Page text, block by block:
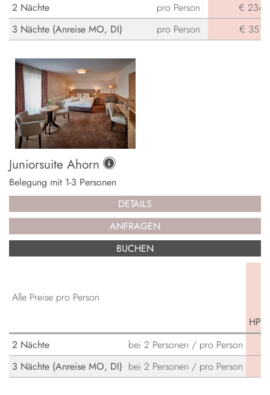
2 Nächte
pro Person
€ 234,-
3 Nächte (Anreise MO, DI)
pro Person € 351,-
Juniorsuite Ahorn
Belegung mit 1-3 Personen
DETAILS
ANFRAGEN
BUCHEN
Alle Preise pro Person
HP
2 Nächte
bei 2 Personen / pro Person
3 Nächte (Anreise MO, DI) bei 2 Personen / pro Person